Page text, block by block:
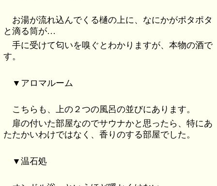
お湯が流れ込んでくる樋の上に、なにかがポタポタ
と滴る筒が…
手に受けて匂いを嗅ぐとわかりますが、本物の酒で
す。
▼アロマルーム
こちらも、上の２つの風呂の並びにあります。
扉の付いた部屋なのでサウナかと思ったら、特にあ
たたかいわけではなく、香りのする部屋でした。
▼温石処